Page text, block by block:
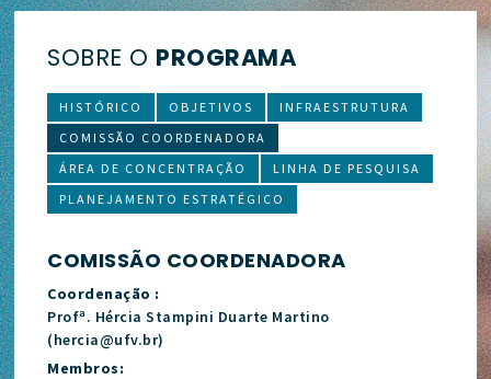
SOBRE O PROGRAMA
HISTÓRICO OBJETIVOS
INFRAESTRUTURA
COMISSÃO COORDENADORA
ÁREA DE CONCENTRAÇÃO
LINHA DE PESQUISA
PLANEJAMENTO ESTRATÉGICO
COMISSÃO COORDENADORA
Coordenação :
Profª. Hércia Stampini Duarte Martino
(hercia@ufv.br)
Membros: